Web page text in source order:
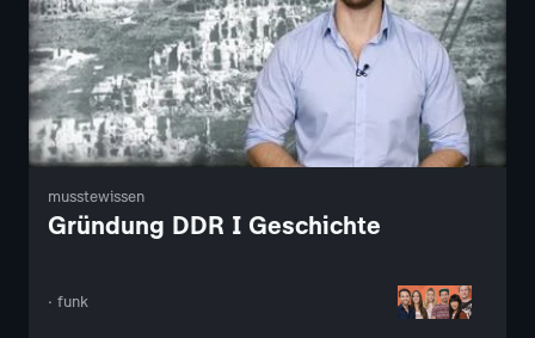
musstewissen
Gründung DDR I Geschichte
· funk